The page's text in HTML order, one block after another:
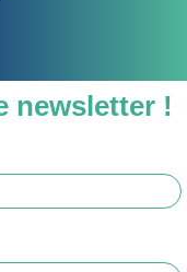
newsletter !